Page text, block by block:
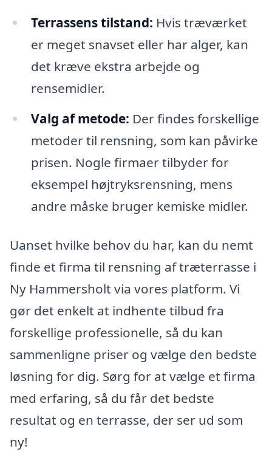
Terrassens tilstand: Hvis træværket
er meget snavset eller har alger, kan
det kræve ekstra arbejde og
rensemidler.
Valg af metode: Der findes forskellige
metoder til rensning, som kan påvirke
prisen. Nogle firmaer tilbyder for
eksempel højtryksrensning, mens
andre måske bruger kemiske midler.
Uanset hvilke behov du har, kan du nemt
finde et firma til rensning af træterrasse i
Ny Hammersholt via vores platform. Vi
gør det enkelt at indhente tilbud fra
forskellige professionelle, så du kan
sammenligne priser og vælge den bedste
løsning for dig. Sørg for at vælge et firma
med erfaring, så du får det bedste
resultat og en terrasse, der ser ud som
ny!